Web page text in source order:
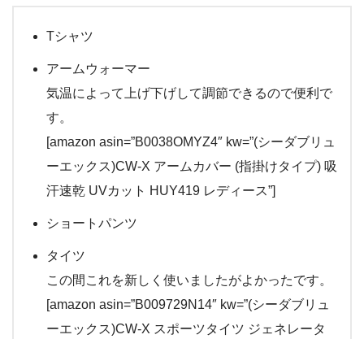
Tシャツ
アームウォーマー
気温によって上げ下げして調節できるので便利で
す。
[amazon asin=”B0038OMYZ4″ kw=”(シーダブリュ
ーエックス)CW-X アームカバー (指掛けタイプ) 吸
汗速乾 UVカット HUY419 レディース”]
ショートパンツ
タイツ
この間これを新しく使いましたがよかったです。
[amazon asin=”B009729N14″ kw=”(シーダブリュ
ーエックス)CW-X スポーツタイツ ジェネレータ